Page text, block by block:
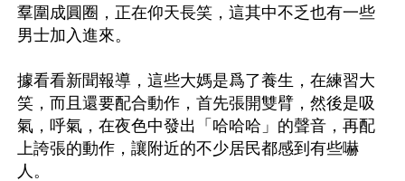
羣圍成圓圈，正在仰天長笑，這其中不乏也有一些
男士加入進來。
據看看新聞報導，這些大媽是爲了養生，在練習大
笑，而且還要配合動作，首先張開雙臂，然後是吸
氣，呼氣，在夜色中發出「哈哈哈」的聲音，再配
上誇張的動作，讓附近的不少居民都感到有些嚇
人。